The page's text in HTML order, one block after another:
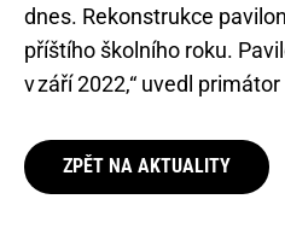
dnes. Rekonstrukce
příštího školního roku.
v září 2022,“ uvedl
ZPĚT NA AKTUALITY